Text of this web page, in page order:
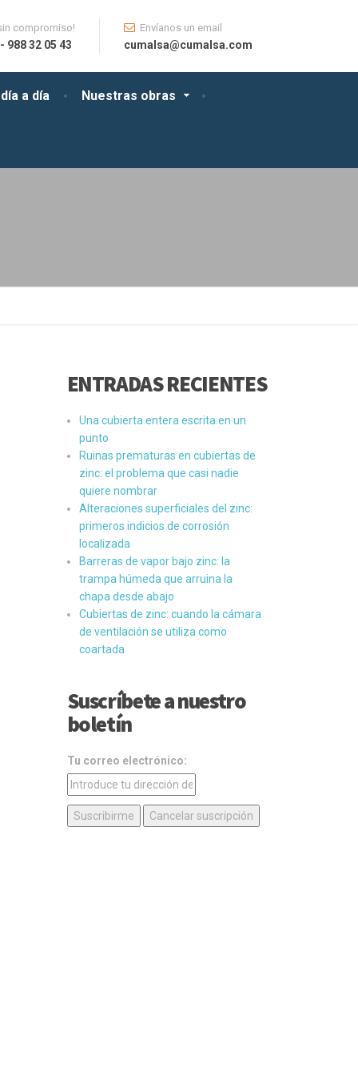
a día Nuestras obras
compromiso!
988 32 05 43
Envíanos un email
cumalsa@cumalsa.com
ENTRADAS RECIENTES
Una cubierta entera escrita en un
punto
Ruinas prematuras en cubiertas de
zinc: el problema que casi nadie
quiere nombrar
Alteraciones superficiales del zinc:
primeros indicios de corrosión
localizada
Barreras de vapor bajo zinc: la
trampa húmeda que arruina la
chapa desde abajo
Cubiertas de zinc: cuando la cámara
de ventilación se utiliza como
coartada
Suscríbete a nuestro
boletín
Tu correo electrónico: